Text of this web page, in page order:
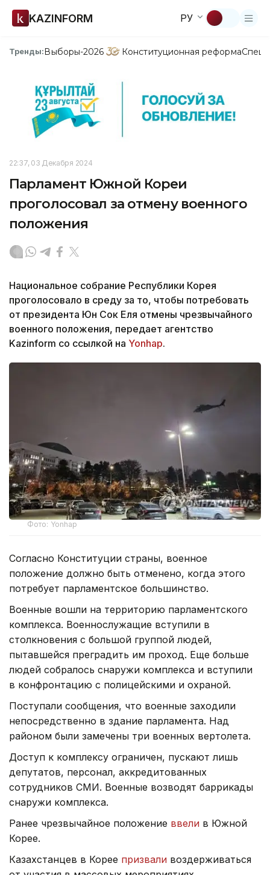
KAZINFORM РУ
Тренды:Выборы-2026 Конституционная реформа
22:37, 03 Декабря 2024
Парламент Южной Кореи
проголосовал за отмену военного
положения
Национальное собрание Республики Корея
проголосовало в среду за то, чтобы потребовать
от президента Юн Сок Еля отмены чрезвычайного
военного положения, передает агентство
Kazinform со ссылкой на Yonhap.
Фото: Yonhap
Согласно Конституции страны, военное
положение должно быть отменено, когда этого
потребует парламентское большинство.
Военные вошли на территорию парламентского
комплекса. Военнослужащие вступили в
столкновения с большой группой людей,
пытавшейся преградить им проход. Еще больше
людей собралось снаружи комплекса и вступили
в конфронтацию с полицейскими и охраной.
Поступали сообщения, что военные заходили
непосредственно в здание парламента. Над
районом были замечены три военных вертолета.
Доступ к комплексу ограничен, пускают лишь
депутатов, персонал, аккредитованных
сотрудников СМИ. Военные возводят баррикады
снаружи комплекса.
Ранее чрезвычайное положение ввели в Южной
Корее.
Казахстанцев в Корее призвали воздерживаться